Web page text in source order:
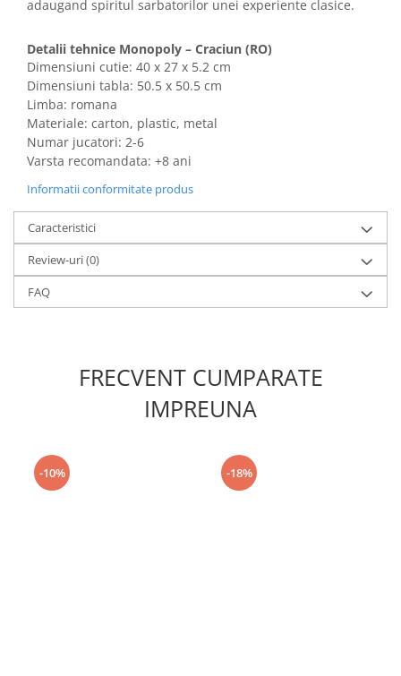
adaugand spiritul sarbatorilor unei experiente clasice.
Detalii tehnice Monopoly – Craciun (RO)
Dimensiuni cutie: 40 x 27 x 5.2 cm
Dimensiuni tabla: 50.5 x 50.5 cm
Limba: romana
Materiale: carton, plastic, metal
Numar jucatori: 2-6
Varsta recomandata: +8 ani
Informatii conformitate produs
Caracteristici
Review-uri(0)
FAQ
FRECVENT CUMPARATE
IMPREUNA
-10% -18%